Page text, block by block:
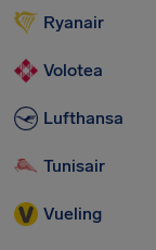
Ryanair
Volotea
Lufthansa
Tunisair
Vueling